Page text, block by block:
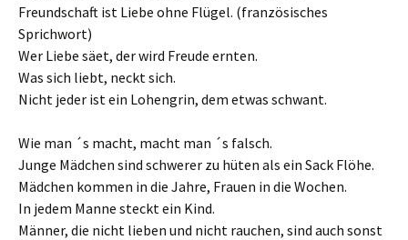
Freundschaft ist Liebe ohne Flügel. (französisches
Sprichwort)
Wer Liebe säet, der wird Freude ernten.
Was sich liebt, neckt sich.
Nicht jeder ist ein Lohengrin, dem etwas schwant.
Wie man ´s macht, macht man ´s falsch.
Junge Mädchen sind schwerer zu hüten als ein Sack Flöhe.
Mädchen kommen in die Jahre, Frauen in die Wochen.
In jedem Manne steckt ein Kind.
Männer, die nicht lieben und nicht rauchen, sind auch sonst